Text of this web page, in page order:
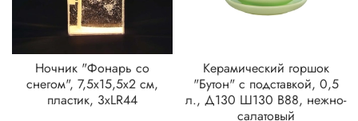
Ночник "Фонарь со
снегом", 7,5х15,5х2 см,
пластик, 3хLR44
Керамический горшок
"Бутон" с подставкой, 0,5
л., Д130 Ш130 В88, нежно-
салатовый